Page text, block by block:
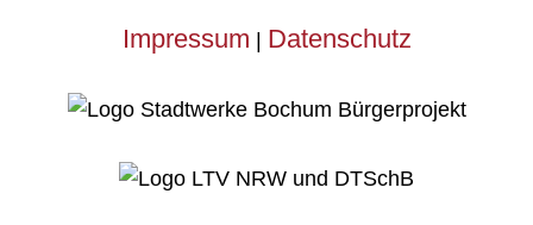
Impressum Datenschutz